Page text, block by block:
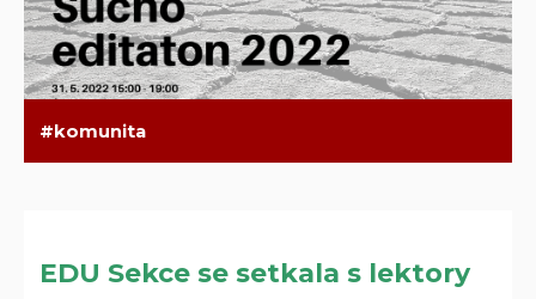
komunita
EDU Sekce se setkala s lektory